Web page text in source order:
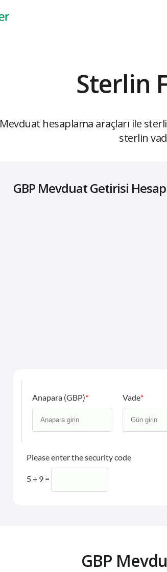
Sterlin
Mevduat hesaplama araçları ile
sterlin
GBP Mevduat Getirisi
Anapara (GBP)* Vade*
Please enter the security code
5 + 9 =
GBP